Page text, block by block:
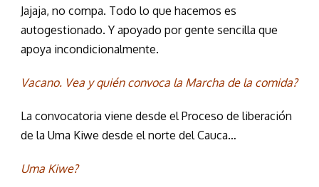
Jajaja, no compa. Todo lo que hacemos es
autogestionado. Y apoyado por gente sencilla que
apoya incondicionalmente.
Vacano. Vea y quién convoca la Marcha de la comida?
La convocatoria viene desde el Proceso de liberación
de la Uma Kiwe desde el norte del Cauca…
Uma Kiwe?